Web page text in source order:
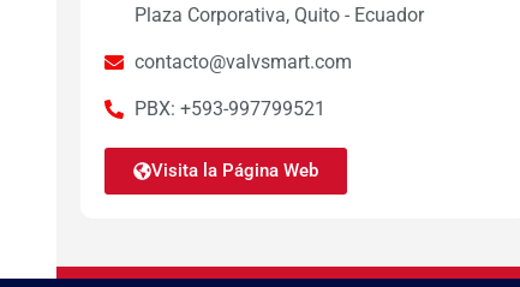
Plaza Corporativa, Quito - Ecuador
contacto@valvsmart.com
PBX: +593-997799521
Visita la Página Web